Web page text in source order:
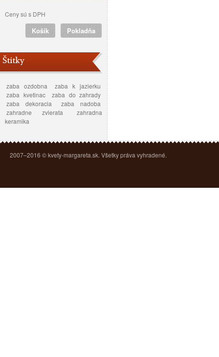
Ceny sú s DPH
Pokladňa
Košík
Štítky
zaba ozdobna
zaba k jazierku
zaba kvetinac
zaba do zahrady
zaba dekoracia
zaba nadoba
zahradne zvierata
zahradna
keramika
2007–2016 © kvety-margareta.sk. Všetky práva vyhradené.